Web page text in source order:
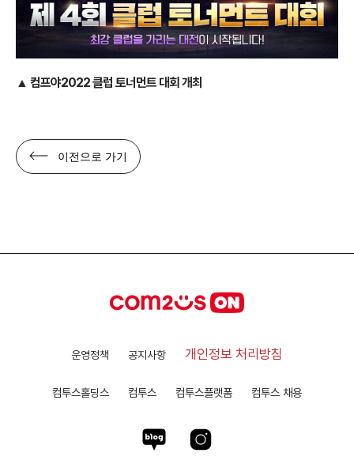
▲ 컴프야2022 클럽 토너먼트 대회 개최
이전으로 가기
운영정책 공지사항 개인정보 처리방침
컴투스홀딩스 컴투스 컴투스플랫폼 컴투스 채용